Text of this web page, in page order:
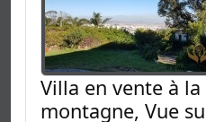
Villa en vente à
montagne, Vue